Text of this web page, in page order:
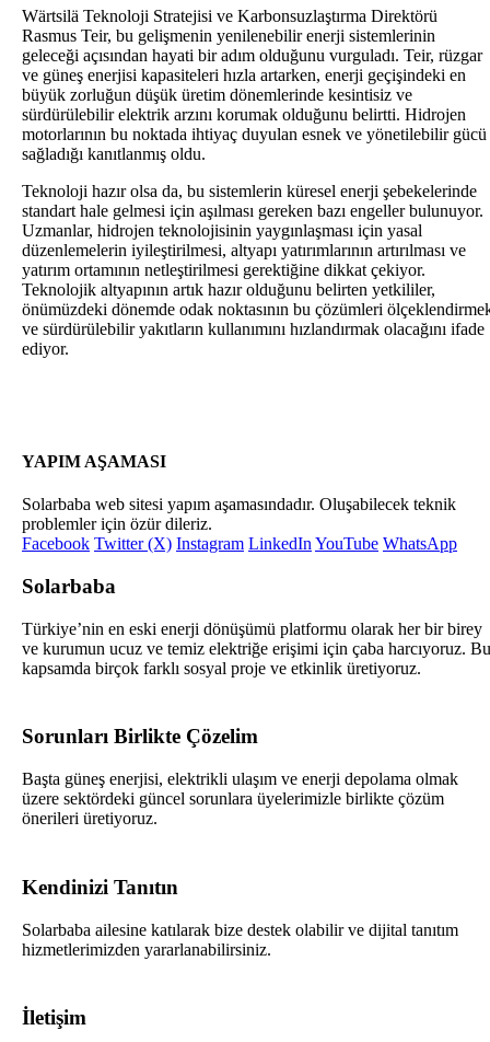
Wärtsilä Teknoloji Stratejisi ve Karbonsuzlaştırma Direktörü
Rasmus Teir, bu gelişmenin yenilenebilir enerji sistemlerinin
geleceği açısından hayati bir adım olduğunu vurguladı. Teir, rüzgar
ve güneş enerjisi kapasiteleri hızla artarken, enerji geçişindeki en
büyük zorluğun düşük üretim dönemlerinde kesintisiz ve
sürdürülebilir elektrik arzını korumak olduğunu belirtti. Hidrojen
motorlarının bu noktada ihtiyaç duyulan esnek ve yönetilebilir gücü
sağladığı kanıtlanmış oldu.
Teknoloji hazır olsa da, bu sistemlerin küresel enerji şebekelerinde
standart hale gelmesi için aşılması gereken bazı engeller bulunuyor.
Uzmanlar, hidrojen teknolojisinin yaygınlaşması için yasal
düzenlemelerin iyileştirilmesi, altyapı yatırımlarının artırılması ve
yatırım ortamının netleştirilmesi gerektiğine dikkat çekiyor.
Teknolojik altyapının artık hazır olduğunu belirten yetkililer,
önümüzdeki dönemde odak noktasının bu çözümleri
ve sürdürülebilir yakıtların kullanımını hızlandırmak olacağını ifade
ediyor.
YAPIM AŞAMASI
Solarbaba web sitesi yapım aşamasındadır. Oluşabilecek teknik
problemler için özür dileriz.
Facebook Twitter (X) Instagram LinkedIn YouTube WhatsApp
Solarbaba
Türkiye’nin en eski enerji dönüşümü platformu olarak her bir birey
ve kurumun ucuz ve temiz elektriğe erişimi için çaba harcıyoruz. Bu
kapsamda birçok farklı sosyal proje ve etkinlik üretiyoruz.
Sorunları Birlikte Çözelim
Başta güneş enerjisi, elektrikli ulaşım ve enerji depolama olmak
üzere sektördeki güncel sorunlara üyelerimizle birlikte çözüm
önerileri üretiyoruz.
Kendinizi Tanıtın
Solarbaba ailesine katılarak bize destek olabilir ve dijital tanıtım
hizmetlerimizden yararlanabilirsiniz.
İletişim